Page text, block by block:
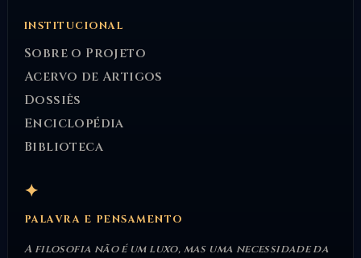
INSTITUCIONAL
Sobre o Projeto
Acervo de Artigos
Dossiês
Enciclopédia
Biblioteca
✦
PALAVRA E PENSAMENTO
A filosofia não é um luxo, mas uma necessidade da